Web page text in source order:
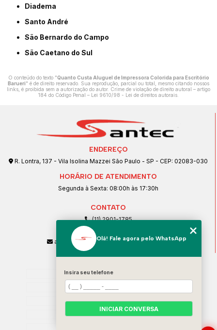
Diadema
Santo André
São Bernardo do Campo
São Caetano do Sul
O conteúdo do texto "Quanto Custa Aluguel de Impressora Colorida para Escritório
Barueri" é de direito reservado. Sua reprodução, parcial ou total, mesmo citando nossos
links, é proibida sem a autorização do autor. Crime de violação de direito autoral – artigo
184 do Código Penal – Lei 9610/98 - Lei de direitos autorais
ENDEREÇO
R. Lontra, 137 - Vila Isolina Mazzei São Paulo - SP - CEP: 02083-030
HORÁRIO DE ATENDIMENTO
Segunda à Sexta: 08:00h às 17:30h
CONTATO
(11) 2901-1785
(11) 99239-1832
atendimento@santeccopiadoras.com.br
Home
Empresa
SERVIÇOS
Contato
Olá! Fale agora pelo WhatsApp
Insira seu telefone
INICIAR CONVERSA